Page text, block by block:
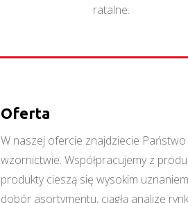
ratalne.
Oferta
W naszej ofercie znajdziecie
wzornictwie. Współpracujemy z
produkty cieszą się wysokim
dobór asortymentu, ciągłą analizę